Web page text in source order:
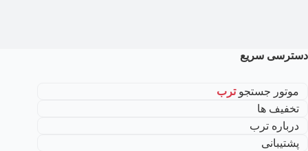
دسترسی سریع
موتور جستجوترب
تخفیف ها
درباره ترب
پشتیبانی